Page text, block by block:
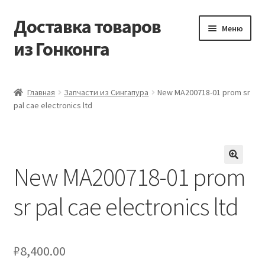
Перейти
к
навигации
Перейти
к
содержимому
Доставка товаров
из Гонконга
Меню
Контакты
Мой аккаунт
Новости
Главная Запчасти из Сингапура
New MA200718-01 prom sr
pal cae electronics ltd
New MA200718-01 prom
sr pal cae electronics ltd
₽8,400.00